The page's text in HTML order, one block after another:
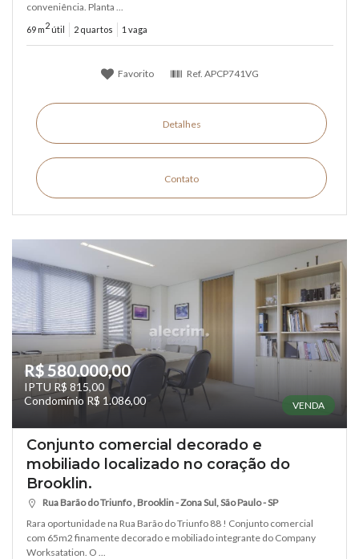
conveniência. Planta ...
69 m2 útil 2 quartos 1 vaga
Favorito Ref. APCP741VG
Detalhes
Contato
R$ 580.000,00
IPTU R$ 815,00
Condomínio R$ 1.086,00
VENDA
Conjunto comercial decorado e
mobiliado localizado no coração do
Brooklin.
Rua Barão do Triunfo , Brooklin - Zona Sul, São Paulo - SP
Rara oportunidade na Rua Barão do Triunfo 88 ! Conjunto comercial
com 65m2 finamente decorado e mobiliado integrante do Company
Worksatation. O ...